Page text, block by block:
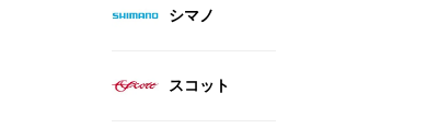
シマノ
スコット